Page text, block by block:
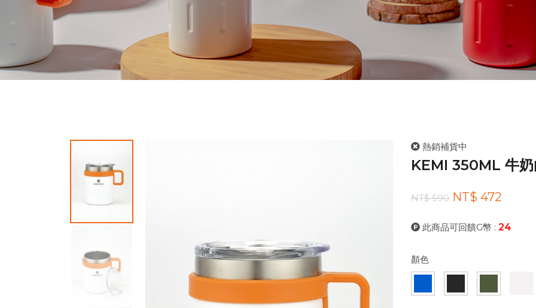
熱銷補貨中
KEMI 350ML 牛
NT$ 590 NT$ 472
此商品可回饋G幣 : 24
顏色